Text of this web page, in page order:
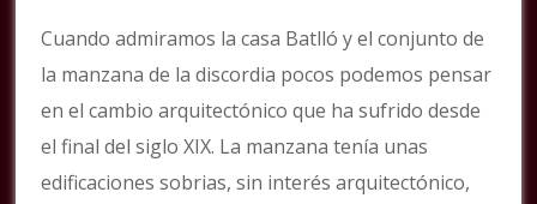
Cuando admiramos la casa Batlló y el conjunto de
la manzana de la discordia pocos podemos pensar
en el cambio arquitectónico que ha sufrido desde
el final del siglo XIX. La manzana tenía unas
edificaciones sobrias, sin interés arquitectónico,